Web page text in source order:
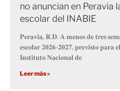
no anuncian en Peravia
escolar del INABIE
𝐏𝐞𝐫𝐚𝐯𝐢𝐚, 𝐑.𝐃. 𝐀 𝐦𝐞𝐧𝐨𝐬 𝐝𝐞 𝐭𝐫𝐞𝐬
𝐞𝐬𝐜𝐨𝐥𝐚𝐫 𝟐𝟎𝟐𝟔-𝟐𝟎𝟐𝟕, 𝐩𝐫𝐞𝐯𝐢𝐬𝐭𝐨 𝐩𝐚𝐫𝐚
𝐈𝐧𝐬𝐭𝐢𝐭𝐮𝐭𝐨 𝐍𝐚𝐜𝐢𝐨𝐧𝐚𝐥 𝐝𝐞
Leer más »